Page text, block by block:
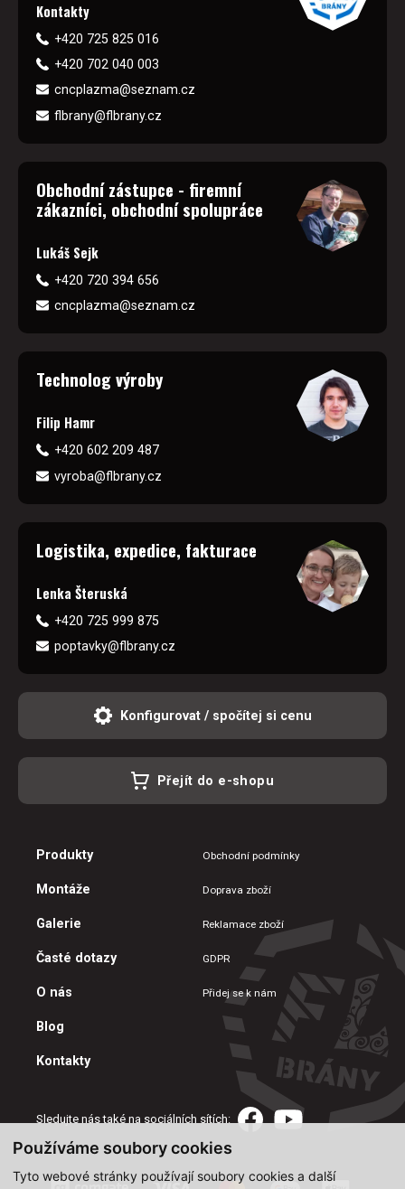
Používáme soubory cookies
Tyto webové stránky používají soubory cookies a další
Kontakty
+420 725 825 016
+420 702 040 003
cncplazma@seznam.cz
flbrany@flbrany.cz
Obchodní zástupce - firemní
zákazníci, obchodní spolupráce
Lukáš Sejk
+420 720 394 656
cncplazma@seznam.cz
Technolog výroby
Filip Hamr
+420 602 209 487
vyroba@flbrany.cz
Logistika, expedice, fakturace
Lenka Šteruská
+420 725 999 875
poptavky@flbrany.cz
Konfigurovat / spočítej si cenu
Přejít do e-shopu
Produkty
Montáže
Galerie
Časté dotazy
O nás
Blog
Kontakty
Obchodní podmínky
Doprava zboží
Reklamace zboží
GDPR
Přidej se k nám
Sledujte nás také na sociálních sítích: